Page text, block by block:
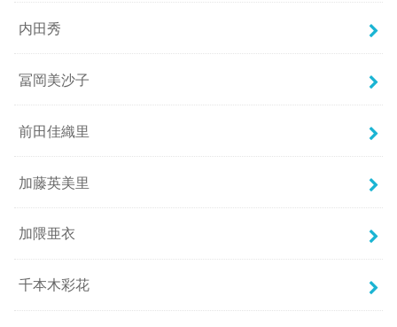
内田秀
冨岡美沙子
前田佳織里
加藤英美里
加隈亜衣
千本木彩花